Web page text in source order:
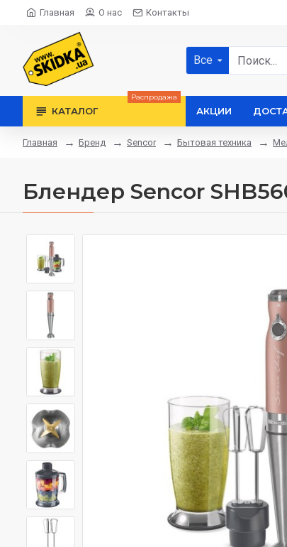
Главная О нас Контакты
Все
КАТАЛОГ
Распродажа
АКЦИИ
Главная Бренд Sencor Бытовая техника
Блендер Sencor